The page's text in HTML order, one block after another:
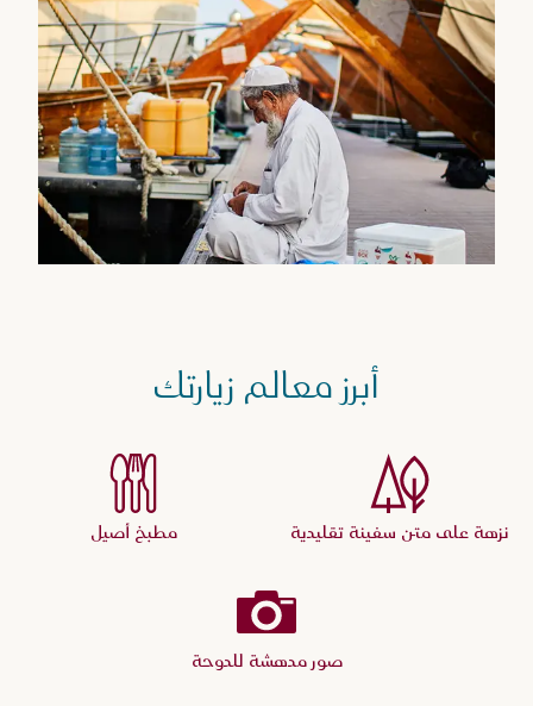
أبرز معالم زيارتك
نزهة على متن سفينة تقليدية مطبخ أصيل
صور مدهشة للدوحة